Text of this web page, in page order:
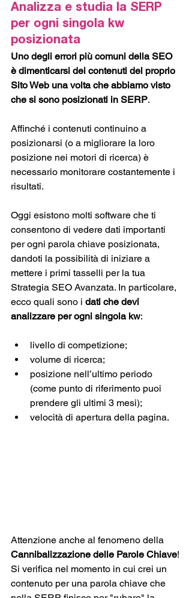
Analizza e studia la SERP
per ogni singola kw
posizionata
Uno degli errori più comuni della SEO
è dimenticarsi dei contenuti del proprio
Sito Web una volta che abbiamo visto
che si sono posizionati in SERP.
Affinché i contenuti continuino a
posizionarsi (o a migliorare la loro
posizione nei motori di ricerca) è
necessario monitorare costantemente i
risultati.
Oggi esistono molti software che ti
consentono di vedere dati importanti
per ogni parola chiave posizionata,
dandoti la possibilità di iniziare a
mettere i primi tasselli per la tua
Strategia SEO Avanzata. In particolare,
ecco quali sono i dati che devi
analizzare per ogni singola kw:
livello di competizione;
volume di ricerca;
posizione nell’ultimo periodo
(come punto di riferimento puoi
prendere gli ultimi 3 mesi);
velocità di apertura della pagina.
Attenzione anche al fenomeno della
Cannibalizzazione delle Parole Chiave!
Si verifica nel momento in cui crei un
contenuto per una parola chiave che